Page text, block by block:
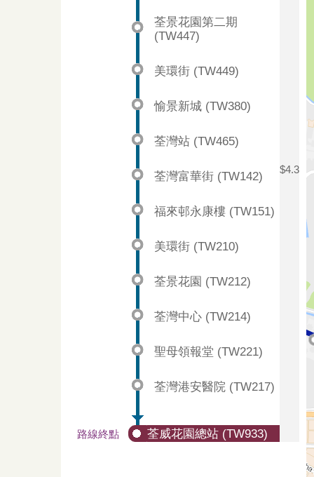
$4.3
荃景花園第二期
(TW447)
美環街 (TW449)
愉景新城 (TW380)
荃灣站 (TW465)
荃灣富華街 (TW142)
福來邨永康樓 (TW151)
美環街 (TW210)
荃景花園 (TW212)
荃灣中心 (TW214)
聖母領報堂 (TW221)
荃灣港安醫院 (TW217)
路線終點 荃威花園總站 (TW933)